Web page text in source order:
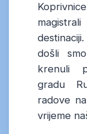
došli
krenuli
gradu
radove
vrijeme